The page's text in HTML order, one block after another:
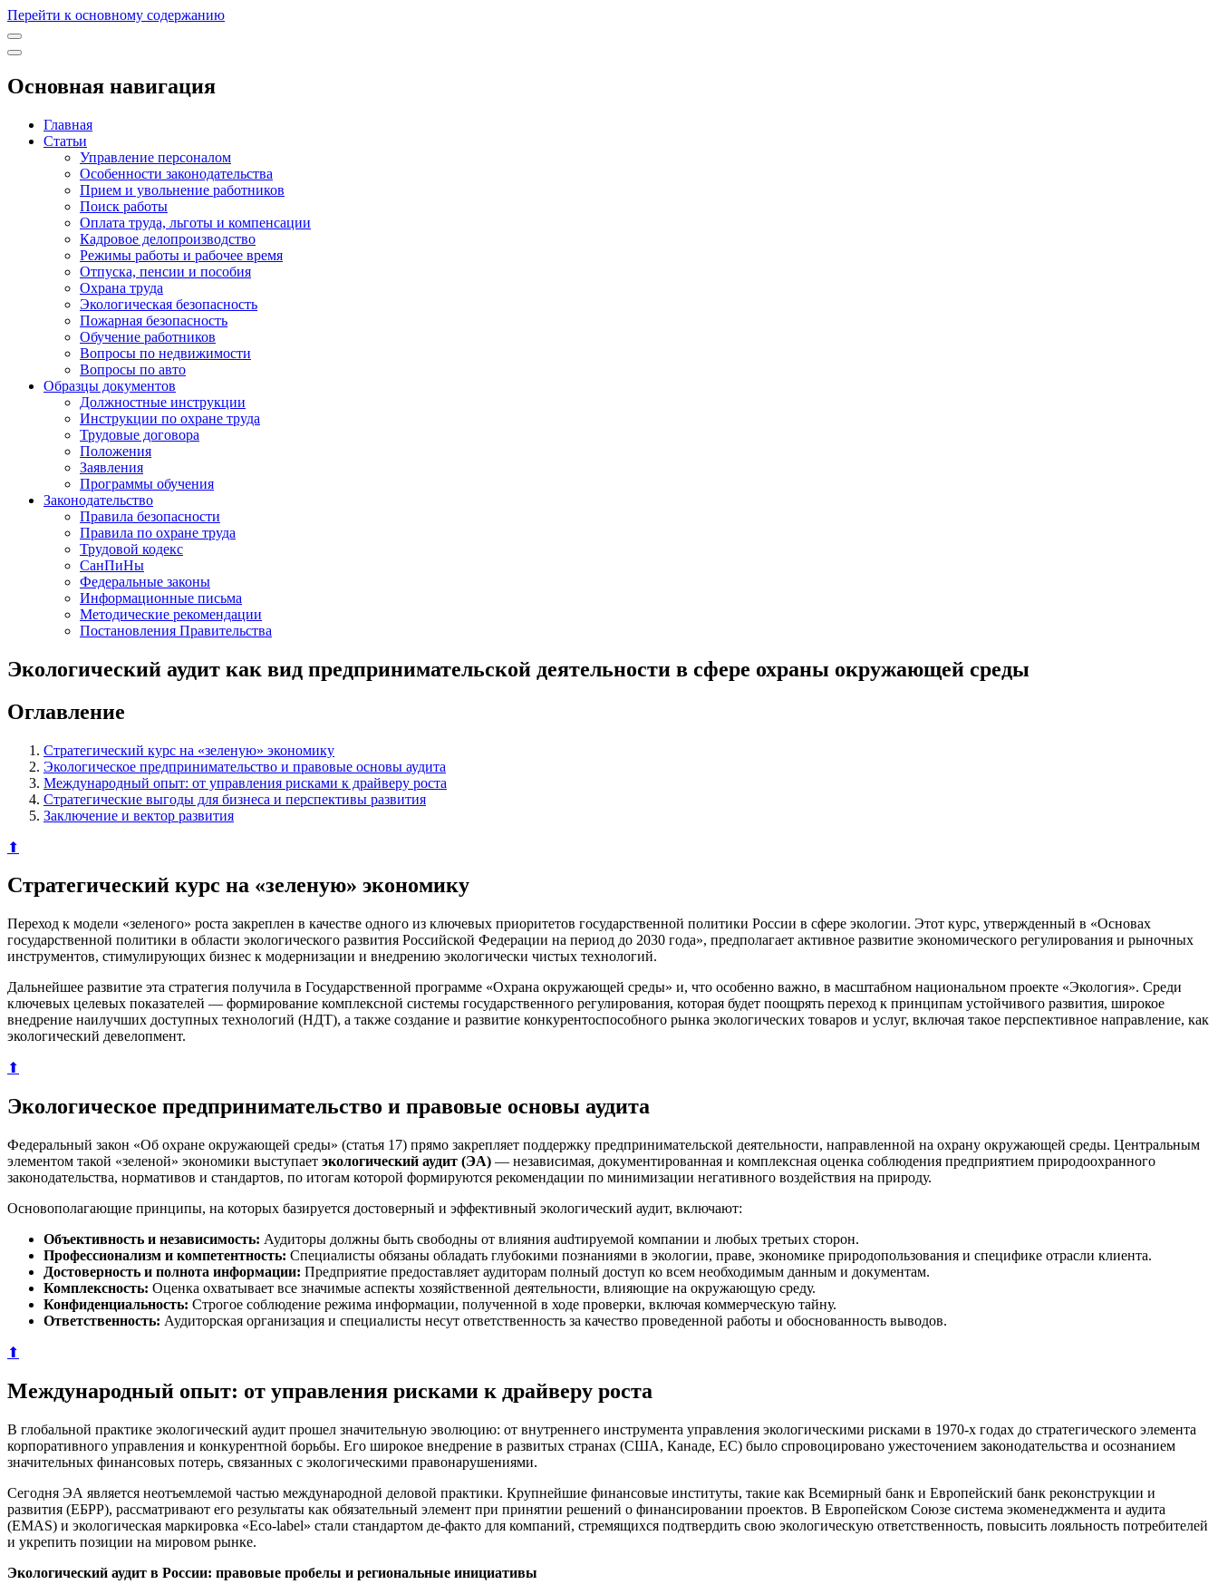
Перейти к основному содержанию
Основная навигация
Главная
Статьи
Управление персоналом
Особенности законодательства
Прием и увольнение работников
Поиск работы
Оплата труда, льготы и компенсации
Кадровое делопроизводство
Режимы работы и рабочее время
Отпуска, пенсии и пособия
Охрана труда
Экологическая безопасность
Пожарная безопасность
Обучение работников
Вопросы по недвижимости
Вопросы по авто
Образцы документов
Должностные инструкции
Инструкции по охране труда
Трудовые договора
Положения
Заявления
Программы обучения
Законодательство
Правила безопасности
Правила по охране труда
Трудовой кодекс
СанПиНы
Федеральные законы
Информационные письма
Методические рекомендации
Постановления Правительства
Экологический аудит как вид предпринимательской деятельности в сфере охраны окружающей среды
Оглавление
Стратегический курс на «зеленую» экономику
Экологическое предпринимательство и правовые основы аудита
Международный опыт: от управления рисками к драйверу роста
Стратегические выгоды для бизнеса и перспективы развития
Заключение и вектор развития
⬆
Стратегический курс на «зеленую» экономику
Переход к модели «зеленого» роста закреплен в качестве одного из ключевых приоритетов государственной политики России в сфере экологии. Этот курс, утвержденный в «Основах
государственной политики в области экологического развития Российской Федерации на период до 2030 года», предполагает активное развитие экономического регулирования и рыночных
инструментов, стимулирующих бизнес к модернизации и внедрению экологически чистых технологий.
Дальнейшее развитие эта стратегия получила в Государственной программе «Охрана окружающей среды» и, что особенно важно, в масштабном национальном проекте «Экология». Среди
ключевых целевых показателей — формирование комплексной системы государственного регулирования, которая будет поощрять переход к принципам устойчивого развития, широкое
внедрение наилучших доступных технологий (НДТ), а также создание и развитие конкурентоспособного рынка экологических товаров и услуг, включая такое перспективное направление, как
экологический девелопмент.
⬆
Экологическое предпринимательство и правовые основы аудита
Федеральный закон «Об охране окружающей среды» (статья 17) прямо закрепляет поддержку предпринимательской деятельности, направленной на охрану окружающей среды. Центральным
элементом такой «зеленой» экономики выступает экологический аудит (ЭА) — независимая, документированная и комплексная оценка соблюдения предприятием природоохранного
законодательства, нормативов и стандартов, по итогам которой формируются рекомендации по минимизации негативного воздействия на природу.
Основополагающие принципы, на которых базируется достоверный и эффективный экологический аудит, включают:
Объективность и независимость: Аудиторы должны быть свободны от влияния audтируемой компании и любых третьих сторон.
Профессионализм и компетентность: Специалисты обязаны обладать глубокими познаниями в экологии, праве, экономике природопользования и специфике отрасли клиента.
Достоверность и полнота информации: Предприятие предоставляет аудиторам полный доступ ко всем необходимым данным и документам.
Комплексность: Оценка охватывает все значимые аспекты хозяйственной деятельности, влияющие на окружающую среду.
Конфиденциальность: Строгое соблюдение режима информации, полученной в ходе проверки, включая коммерческую тайну.
Ответственность: Аудиторская организация и специалисты несут ответственность за качество проведенной работы и обоснованность выводов.
⬆
Международный опыт: от управления рисками к драйверу роста
В глобальной практике экологический аудит прошел значительную эволюцию: от внутреннего инструмента управления экологическими рисками в 1970-х годах до стратегического элемента
корпоративного управления и конкурентной борьбы. Его широкое внедрение в развитых странах (США, Канаде, ЕС) было спровоцировано ужесточением законодательства и осознанием
значительных финансовых потерь, связанных с экологическими правонарушениями.
Сегодня ЭА является неотъемлемой частью международной деловой практики. Крупнейшие финансовые институты, такие как Всемирный банк и Европейский банк реконструкции и
развития (ЕБРР), рассматривают его результаты как обязательный элемент при принятии решений о финансировании проектов. В Европейском Союзе система экоменеджмента и аудита
(EMAS) и экологическая маркировка «Eco-label» стали стандартом де-факто для компаний, стремящихся подтвердить свою экологическую ответственность, повысить лояльность потребителей
и укрепить позиции на мировом рынке.
Экологический аудит в России: правовые пробелы и региональные инициативы